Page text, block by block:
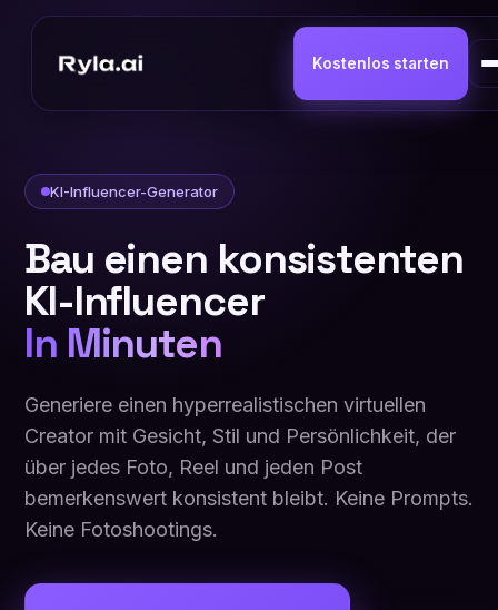
Kostenlos starten
KI-Influencer-Generator
Bau einen konsistenten
KI-Influencer
In Minuten
Generiere einen hyperrealistischen virtuellen
Creator mit Gesicht, Stil und Persönlichkeit, der
über jedes Foto, Reel und jeden Post
bemerkenswert konsistent bleibt. Keine Prompts.
Keine Fotoshootings.